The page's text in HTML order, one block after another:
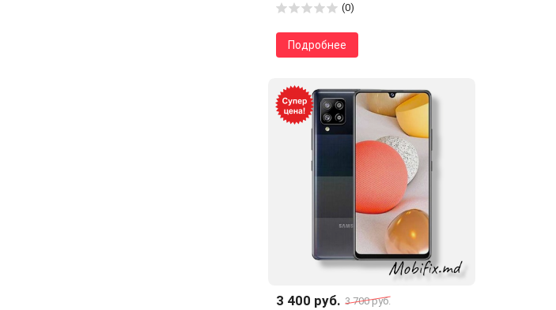
(0)
Подробнее
3 400 руб. 3 700 руб.